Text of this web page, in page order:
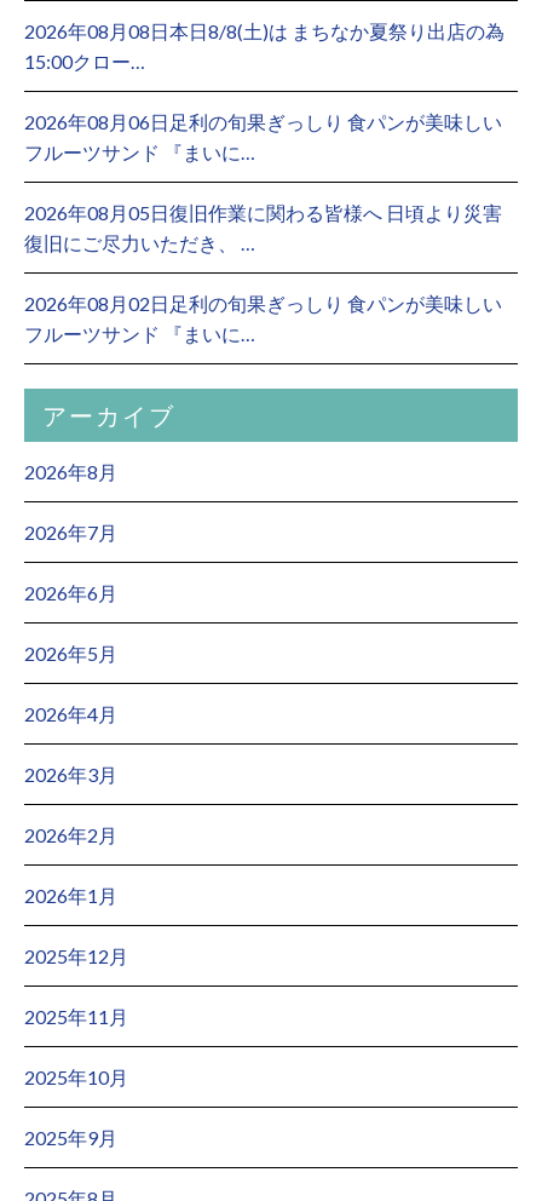
2026年08月08日本日8/8(土)は まちなか夏祭り出店の為
15:00クロー…
2026年08月06日足利の旬果ぎっしり 食パンが美味しい
フルーツサンド 『まいに…
2026年08月05日復旧作業に関わる皆様へ 日頃より災害
復旧にご尽力いただき、 …
2026年08月02日足利の旬果ぎっしり 食パンが美味しい
フルーツサンド 『まいに…
アーカイブ
2026年8月
2026年7月
2026年6月
2026年5月
2026年4月
2026年3月
2026年2月
2026年1月
2025年12月
2025年11月
2025年10月
2025年9月